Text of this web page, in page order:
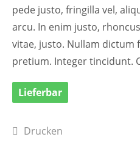
pede justo, fringilla vel,
arcu. In enim justo,
vitae, justo. Nullam dictum
pretium. Integer tincidunt.
Lieferbar
Drucken